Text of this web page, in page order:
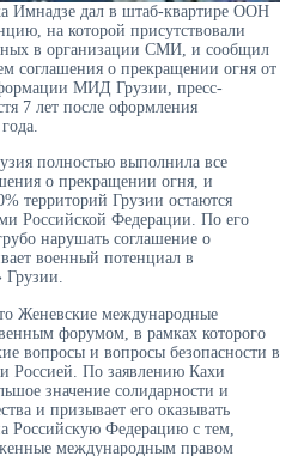
Имнадзе дал в штаб-квартире ООН
на которой присутствовали
в организации СМИ, и сообщил
соглашения о прекращении огня от
МИД Грузии, пресс-
7 лет после оформления
полностью выполнила все
о прекращении огня, и
территорий Грузии остаются
Российской Федерации. По его
нарушать соглашение о
военный потенциал в
Грузии.
Женевские международные
форумом, в рамках которого
вопросы и вопросы безопасности в
Россией. По заявлению Кахи
значение солидарности и
и призывает его оказывать
Российскую Федерацию с тем,
международным правом